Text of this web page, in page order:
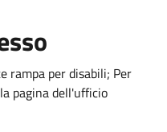
rampa per disabili; Per
pagina dell'ufficio